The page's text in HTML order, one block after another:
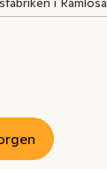
kr